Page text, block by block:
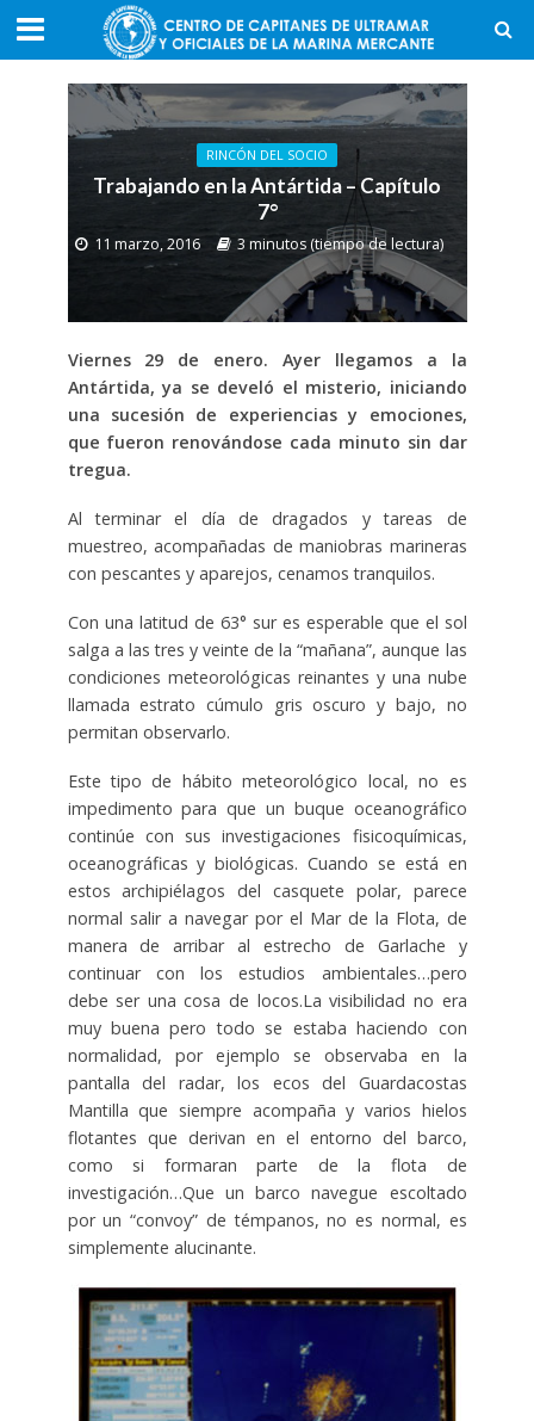
RINCÓN DEL SOCIO
Trabajando en la Antártida – Capítulo
7°
11 marzo, 2016 3 minutos (tiempo de lectura)
Viernes 29 de enero. Ayer llegamos a la
Antártida, ya se develó el misterio, iniciando
una sucesión de experiencias y emociones,
que fueron renovándose cada minuto sin dar
tregua.
Al terminar el día de dragados y tareas de
muestreo, acompañadas de maniobras marineras
con pescantes y aparejos, cenamos tranquilos.
Con una latitud de 63° sur es esperable que el sol
salga a las tres y veinte de la “mañana”, aunque las
condiciones meteorológicas reinantes y una nube
llamada estrato cúmulo gris oscuro y bajo, no
permitan observarlo.
Este tipo de hábito meteorológico local, no es
impedimento para que un buque oceanográfico
continúe con sus investigaciones fisicoquímicas,
oceanográficas y biológicas. Cuando se está en
estos archipiélagos del casquete polar, parece
normal salir a navegar por el Mar de la Flota, de
manera de arribar al estrecho de Garlache y
continuar con los estudios ambientales…pero
debe ser una cosa de locos.La visibilidad no era
muy buena pero todo se estaba haciendo con
normalidad, por ejemplo se observaba en la
pantalla del radar, los ecos del Guardacostas
Mantilla que siempre acompaña y varios hielos
flotantes que derivan en el entorno del barco,
como si formaran parte de la flota de
investigación…Que un barco navegue escoltado
por un “convoy” de témpanos, no es normal, es
simplemente alucinante.